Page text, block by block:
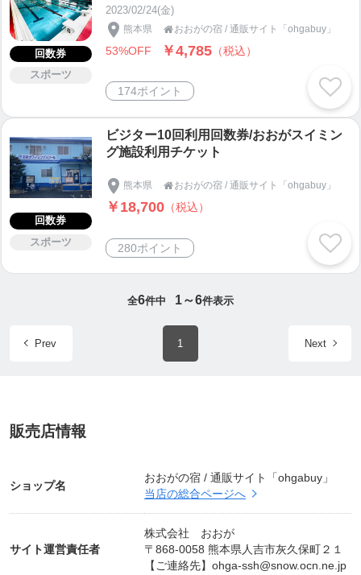
◎水溶性プロテオグリカン×サトザクラ花エキス×コ
ラーゲン×スクワランによる、「これ以上ない美容
成分」を含んだ“涌水美人美容液”【熊本県物産振興
協会 金賞受賞】
◎おおが温泉×馬プラセンタ・セラミドによって
「本当の保湿」を実現。“涌水美人化粧水”【熊本県
物産振興協会 優良商品賞受賞】
◎馬プラセンタ×タモギダケエキス配合で「うるお
う泡洗顔」。“涌水美人洗顔フォーム”
◎おおが温泉水×馬プラセンタ・セラミドをパック
で更に浸透。「浸透の力」を感じてみませんか？
“涌水美人シートマスク”
ご購入はこちら
https://ec.tsuku2.jp/shop/0000109826
製品の紹介ページはこちら
４．おおがスイミングスクール
━━━━━━━━━□■
全国大会入賞や優勝の実績多数のコーチによる、レ
ッスン、コーチングやアドバイスを受けてみません
プール利用券などの販売もしております。
回数券
スポーツ
2023/02/24(金)
熊本県 おおがの宿 / 通販サイト「ohgabuy」
53%OFF ￥4,785 （税込）
174ポイント
回数券
スポーツ
ビジター10回利用回数券/おおがスイミン
グ施設利用チケット
熊本県 おおがの宿 / 通販サイト「ohgabuy」
￥18,700 （税込）
280ポイント
全6件中 1～6件表示
Prev 1 Next
販売店情報
ショップ名
おおがの宿 / 通販サイト「ohgabuy」
当店の総合ページへ
サイト運営責任者
株式会社 おおが
〒868-0058 熊本県人吉市灰久保町２１
【ご連絡先】 ohga-ssh@snow.ocn.ne.jp